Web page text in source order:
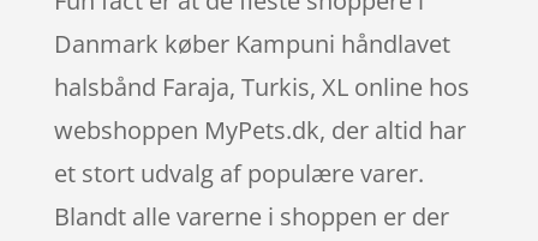
Danmark køber Kampuni håndlavet
halsbånd Faraja, Turkis, XL online hos
webshoppen MyPets.dk, der altid har
et stort udvalg af populære varer.
Blandt alle varerne i shoppen er der